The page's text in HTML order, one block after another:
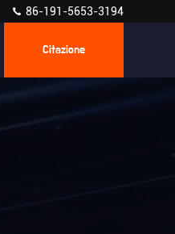
86-191-5653-3194
Citazione